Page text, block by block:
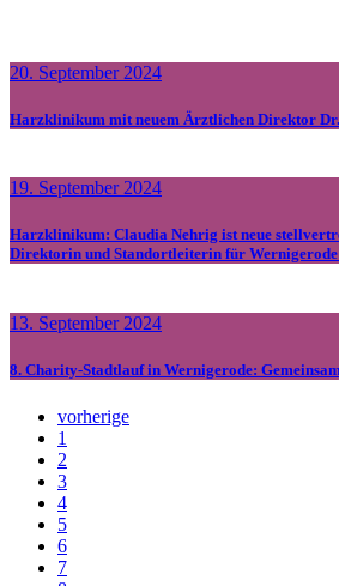
20. September 2024
Harzklinikum mit neuem Ärztlichen Direktor
19. September 2024
Harzklinikum: Claudia Nehrig ist neue
Direktorin und Standortleiterin für
13. September 2024
8. Charity-Stadtlauf in Wernigerode:
vorherige
1
2
3
4
5
6
7